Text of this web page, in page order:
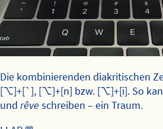
Die kombinierenden diakritischen
[⌥]+[`], [⌥]+[n] bzw. [⌥]+[i]. So
und rêve schreiben – ein Traum.